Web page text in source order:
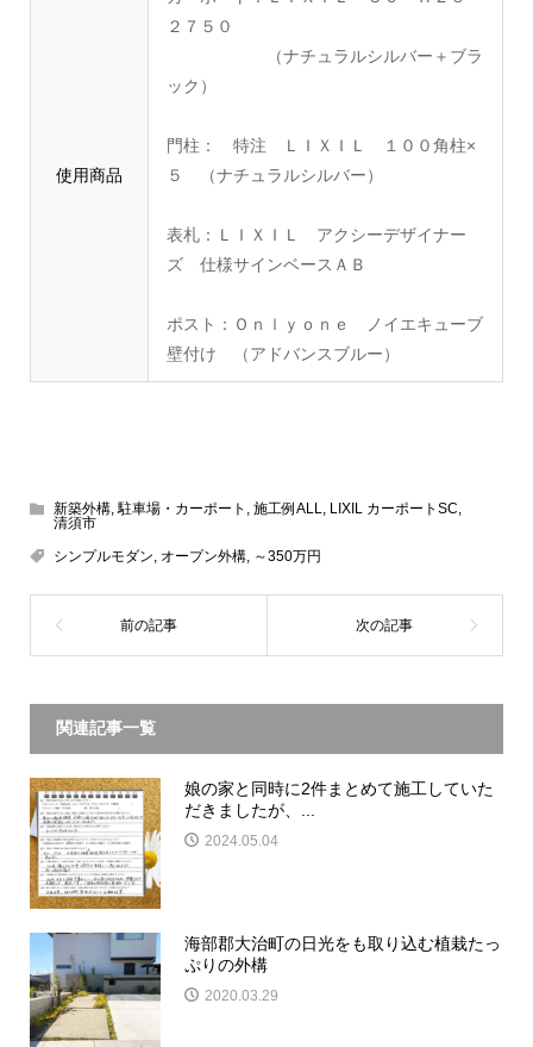
使用商品
２７５０
（ナチュラルシルバー＋ブラ
ック）
門柱： 特注 ＬＩＸＩＬ １００角柱×
５ （ナチュラルシルバー）
表札：ＬＩＸＩＬ アクシーデザイナー
ズ 仕様サインベースＡＢ
ポスト：Ｏｎｌｙｏｎｅ ノイエキューブ
壁付け （アドバンスブルー）
新築外構, 駐車場・カーポート 施工例ALL LIXIL カーポートSC
清須市
シンプルモダン オープン外構, ～350万円
関連記事一覧
娘の家と同時に2件まとめて施工していた
だきましたが、...
2024.05.04
海部郡大治町の日光をも取り込む植栽たっ
ぷりの外構
2020.03.29